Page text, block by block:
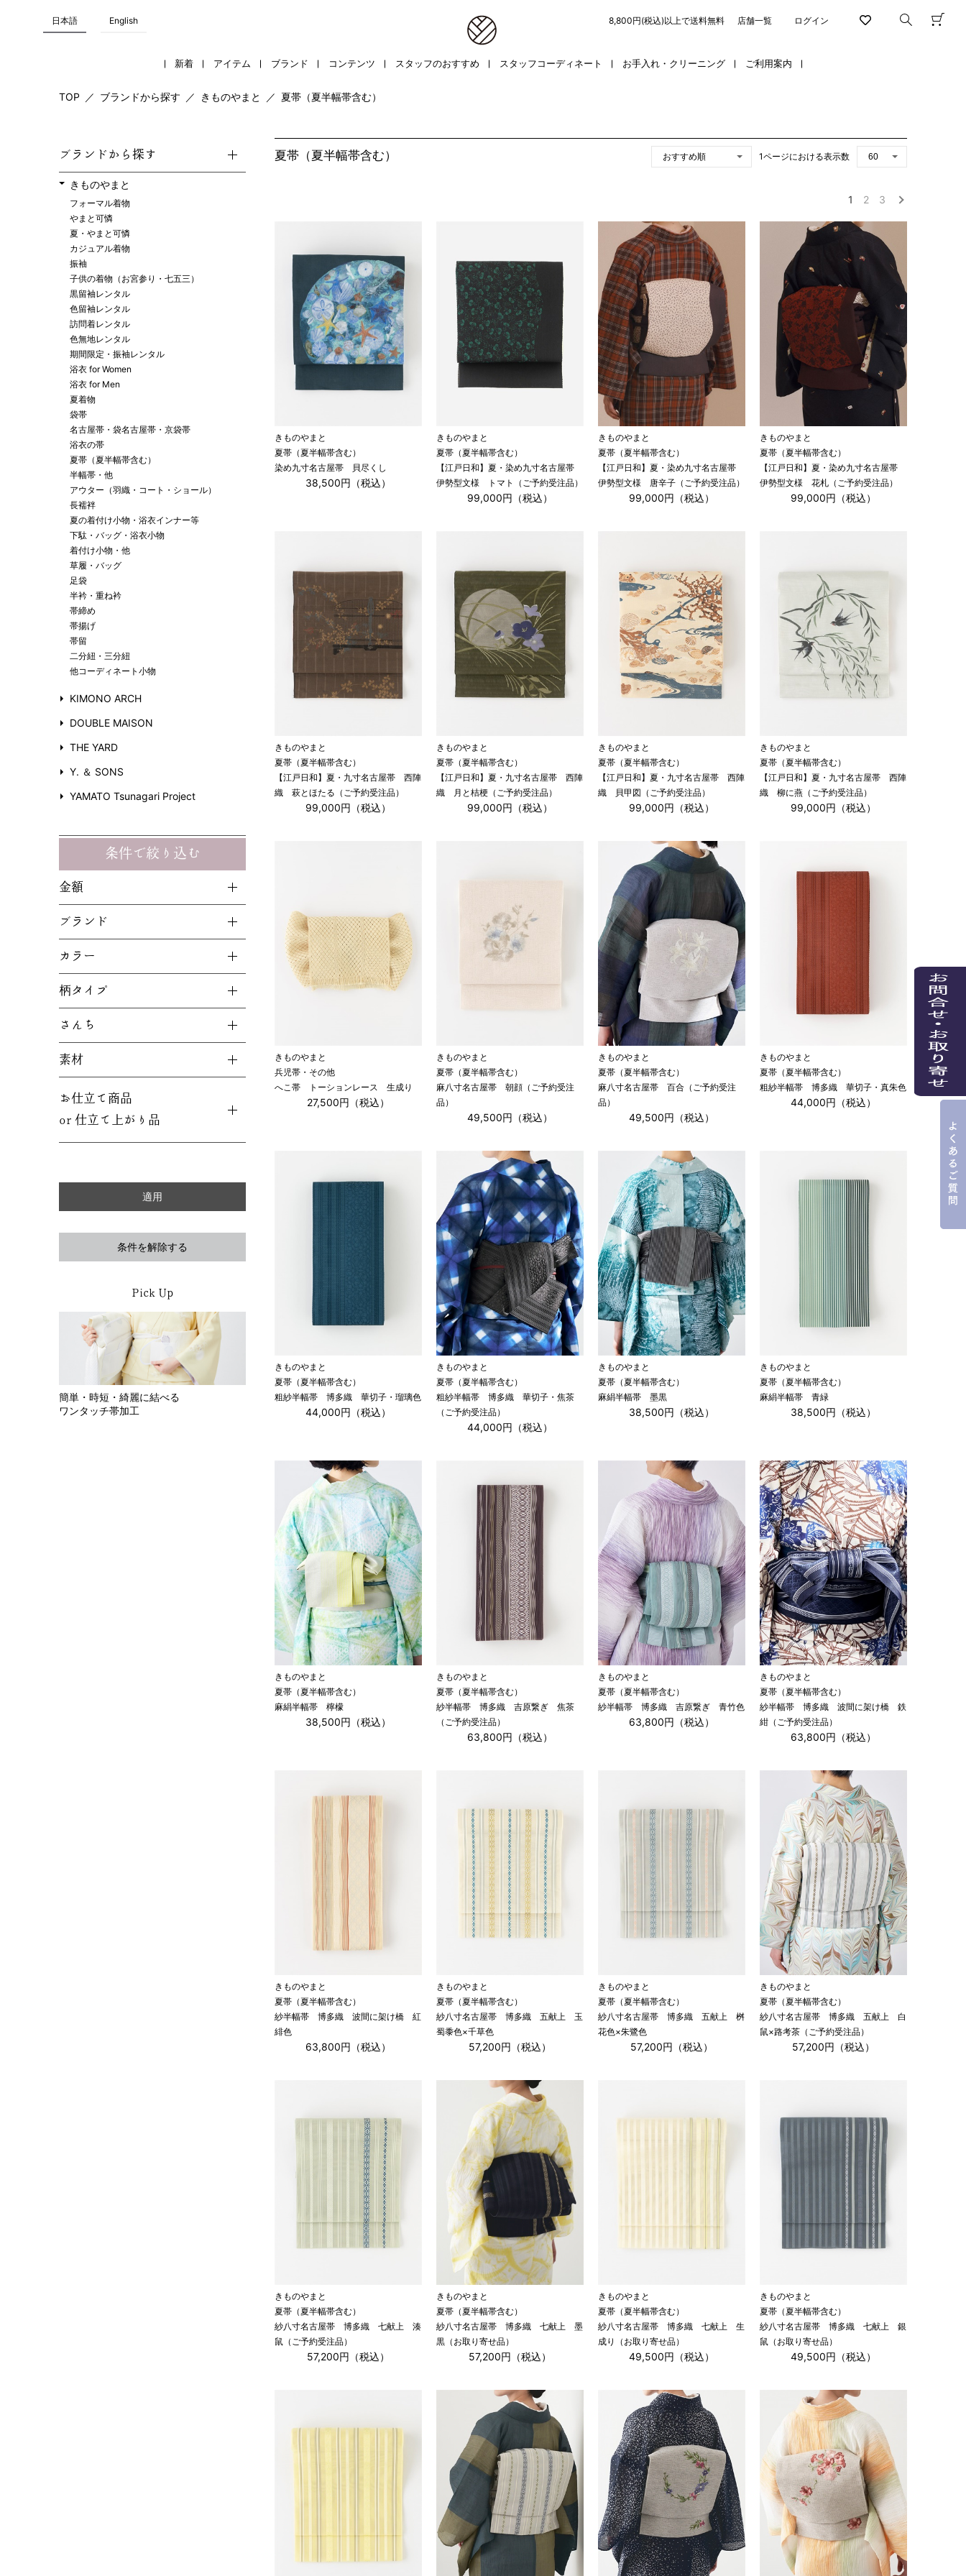
日本語 English ログイン
8,800円(税込)以上で送料無料 店舗一覧
新着 アイテム ブランド コンテンツ スタッフのおすすめ スタッフコーディネート お手入れ・クリーニング ご利用案内
TOP ／ ブランドから探す ／ きものやまと ／ 夏帯（夏半幅帯含む）
ブランドから探す
きものやまと
フォーマル着物
やまと可憐
夏・やまと可憐
カジュアル着物
振袖
子供の着物（お宮参り・七五三）
黒留袖レンタル
色留袖レンタル
訪問着レンタル
色無地レンタル
期間限定・振袖レンタル
浴衣 for Women
浴衣 for Men
夏着物
袋帯
名古屋帯・袋名古屋帯・京袋帯
浴衣の帯
夏帯（夏半幅帯含む）
半幅帯・他
アウター（羽織・コート・ショール）
長襦袢
夏の着付け小物・浴衣インナー等
下駄・バッグ・浴衣小物
着付け小物・他
草履・バッグ
足袋
半衿・重ね衿
帯締め
帯揚げ
帯留
二分紐・三分紐
他コーディネート小物
KIMONO ARCH
DOUBLE MAISON
THE YARD
Y. ＆ SONS
YAMATO Tsunagari Project
条件で絞り込む
金額
ブランド
カラー
柄タイプ
さんち
素材
お仕立て商品
or 仕立て上がり品
条件を解除する
Pick Up
簡単・時短・綺麗に結べる
ワンタッチ帯加工
夏帯（夏半幅帯含む） 1ページにおける表示数
1 2 3
きものやまと
夏帯（夏半幅帯含む）
染め九寸名古屋帯 貝尽くし
38,500円（税込）
きものやまと
夏帯（夏半幅帯含む）
【江戸日和】夏・染め九寸名古屋帯
伊勢型文様 トマト（ご予約受注品）
99,000円（税込）
きものやまと
夏帯（夏半幅帯含む）
【江戸日和】夏・染め九寸名古屋帯
伊勢型文様 唐辛子（ご予約受注品）
99,000円（税込）
きものやまと
夏帯（夏半幅帯含む）
【江戸日和】夏・染め九寸名古屋帯
伊勢型文様 花札（ご予約受注品）
99,000円（税込）
きものやまと
夏帯（夏半幅帯含む）
【江戸日和】夏・九寸名古屋帯 西陣
織 萩とほたる（ご予約受注品）
99,000円（税込）
きものやまと
夏帯（夏半幅帯含む）
【江戸日和】夏・九寸名古屋帯 西陣
織 月と桔梗（ご予約受注品）
99,000円（税込）
きものやまと
夏帯（夏半幅帯含む）
【江戸日和】夏・九寸名古屋帯 西陣
織 貝甲図（ご予約受注品）
99,000円（税込）
きものやまと
夏帯（夏半幅帯含む）
【江戸日和】夏・九寸名古屋帯 西陣
織 柳に燕（ご予約受注品）
99,000円（税込）
きものやまと
兵児帯・その他
へこ帯 トーションレース 生成り
27,500円（税込）
きものやまと
夏帯（夏半幅帯含む）
麻八寸名古屋帯 朝顔（ご予約受注
品）
49,500円（税込）
きものやまと
夏帯（夏半幅帯含む）
麻八寸名古屋帯 百合（ご予約受注
品）
49,500円（税込）
きものやまと
夏帯（夏半幅帯含む）
粗紗半幅帯 博多織 華切子・真朱色
44,000円（税込）
きものやまと
夏帯（夏半幅帯含む）
粗紗半幅帯 博多織 華切子・瑠璃色
44,000円（税込）
きものやまと
夏帯（夏半幅帯含む）
粗紗半幅帯 博多織 華切子・焦茶
（ご予約受注品）
44,000円（税込）
きものやまと
夏帯（夏半幅帯含む）
麻絹半幅帯 墨黒
38,500円（税込）
きものやまと
夏帯（夏半幅帯含む）
麻絹半幅帯 青緑
38,500円（税込）
きものやまと
夏帯（夏半幅帯含む）
麻絹半幅帯 檸檬
38,500円（税込）
きものやまと
夏帯（夏半幅帯含む）
紗半幅帯 博多織 吉原繋ぎ 焦茶
（ご予約受注品）
63,800円（税込）
きものやまと
夏帯（夏半幅帯含む）
紗半幅帯 博多織 吉原繋ぎ 青竹色
63,800円（税込）
きものやまと
夏帯（夏半幅帯含む）
紗半幅帯 博多織 波間に架け橋 鉄
紺（ご予約受注品）
63,800円（税込）
きものやまと
夏帯（夏半幅帯含む）
紗半幅帯 博多織 波間に架け橋 紅
緋色
63,800円（税込）
きものやまと
夏帯（夏半幅帯含む）
紗八寸名古屋帯 博多織 五献上 玉
蜀黍色×千草色
57,200円（税込）
きものやまと
夏帯（夏半幅帯含む）
紗八寸名古屋帯 博多織 五献上 桝
花色×朱鷺色
57,200円（税込）
きものやまと
夏帯（夏半幅帯含む）
紗八寸名古屋帯 博多織 五献上 白
鼠×路考茶（ご予約受注品）
57,200円（税込）
きものやまと
夏帯（夏半幅帯含む）
紗八寸名古屋帯 博多織 七献上 湊
鼠（ご予約受注品）
57,200円（税込）
きものやまと
夏帯（夏半幅帯含む）
紗八寸名古屋帯 博多織 七献上 墨
黒（お取り寄せ品）
57,200円（税込）
きものやまと
夏帯（夏半幅帯含む）
紗八寸名古屋帯 博多織 七献上 生
成り（お取り寄せ品）
49,500円（税込）
きものやまと
夏帯（夏半幅帯含む）
紗八寸名古屋帯 博多織 七献上 銀
鼠（お取り寄せ品）
49,500円（税込）